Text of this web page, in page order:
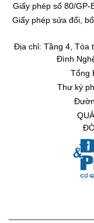
Giấy phép số 80/
Giấy phép sửa đổi,
Địa chỉ: Tầng 4, Tòa
Đình
Tổng
Thư ký